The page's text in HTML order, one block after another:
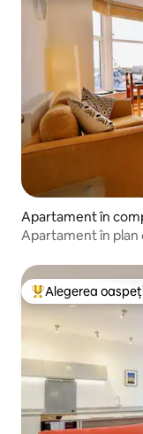
Apartament în
th
Apartament în plan
Locuință din topul
Alegerea